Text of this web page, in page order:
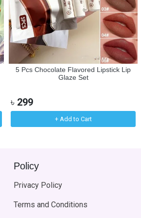
5 Pcs Chocolate Flavored Lipstick Lip
Glaze Set
৳ 299
+ Add to Cart
Policy
Privacy Policy
Terms and Conditions